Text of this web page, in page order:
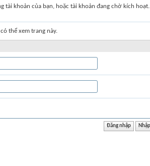
tài khoản của bạn, hoặc tài khoản đang chờ kích hoạt.
thể xem trang này.